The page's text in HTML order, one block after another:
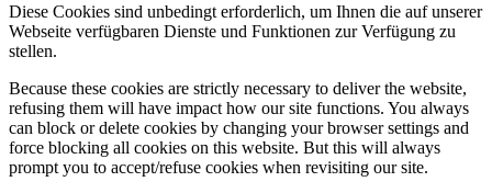
Diese Cookies sind unbedingt erforderlich, um Ihnen die auf unserer
Webseite verfügbaren Dienste und Funktionen zur Verfügung zu
stellen.
Because these cookies are strictly necessary to deliver the website,
refusing them will have impact how our site functions. You always
can block or delete cookies by changing your browser settings and
force blocking all cookies on this website. But this will always
prompt you to accept/refuse cookies when revisiting our site.